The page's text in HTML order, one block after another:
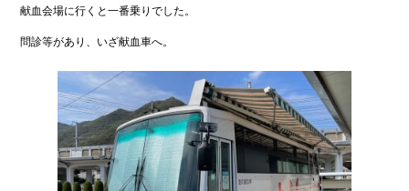
献血会場に行くと一番乗りでした。
問診等があり、いざ献血車へ。